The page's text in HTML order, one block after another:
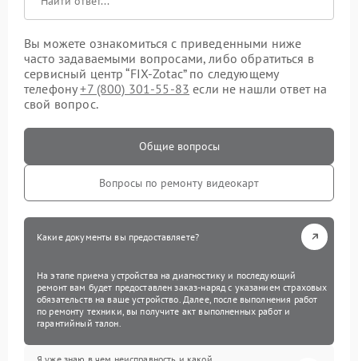
Вы можете ознакомиться с приведенными ниже
часто задаваемыми вопросами, либо обратиться в
сервисный центр “FIX-Zotac” по следующему
телефону+7 (800) 301-55-83 если не нашли ответ на
свой вопрос.
Общие вопросы
Вопросы по ремонту видеокарт
Какие документы вы предоставляете?
На этапе приема устройства на диагностику и последующий
ремонт вам будет предоставлен заказ-наряд с указанием страховых
обязательств на ваше устройство. Далее, после выполнения работ
по ремонту техники, вы получите акт выполненных работ и
гарантийный талон.